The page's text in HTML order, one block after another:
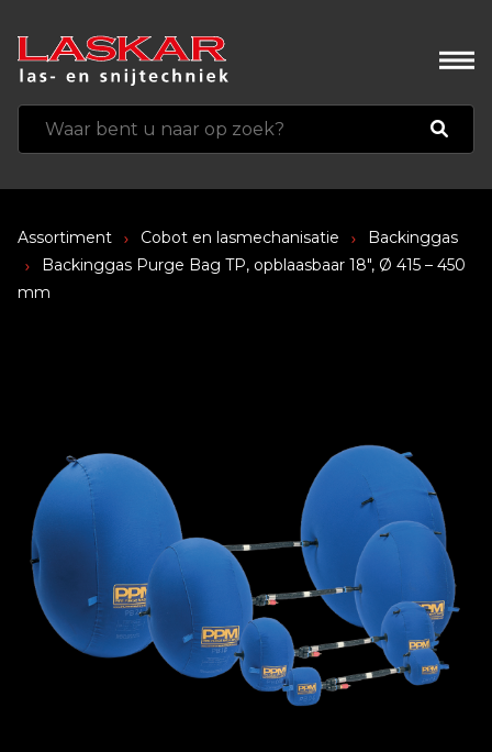
Assortiment Cobot en lasmechanisatie
Backinggas
Backinggas Purge Bag TP, opblaasbaar 18″, Ø 415 – 450
mm